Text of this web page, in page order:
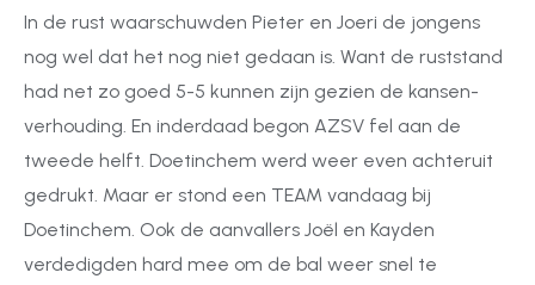
In de rust waarschuwden Pieter en Joeri de jongens
nog wel dat het nog niet gedaan is. Want de ruststand
had net zo goed 5-5 kunnen zijn gezien de kansen-
verhouding. En inderdaad begon AZSV fel aan de
tweede helft. Doetinchem werd weer even achteruit
gedrukt. Maar er stond een TEAM vandaag bij
Doetinchem. Ook de aanvallers Joël en Kayden
verdedigden hard mee om de bal weer snel te